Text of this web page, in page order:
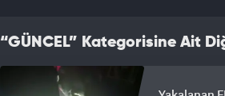
“GÜNCEL” Kategorisine Ait